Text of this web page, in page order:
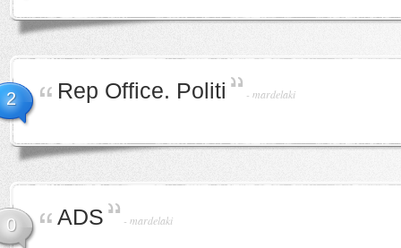
2 Rep Office. Politi - mardelaki
0 ADS - mardelaki